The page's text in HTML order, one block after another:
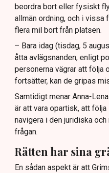
beordra bort eller fysiskt
allmän ordning, och i
flera mil bort från platsen.
– Bara idag (tisdag, 5
åtta avlägsnanden, enligt
personerna vägrar att följa
fortsätter, kan de gripas
Samtidigt menar Anna-
är att vara opartisk, att
navigera i den juridiska
frågan.
Rätten har sina
En sådan aspekt är att